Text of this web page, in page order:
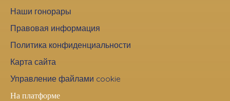
Наши гонорары
Правовая информация
Политика конфиденциальности
Карта сайта
Управление файлами cookie
На платформе